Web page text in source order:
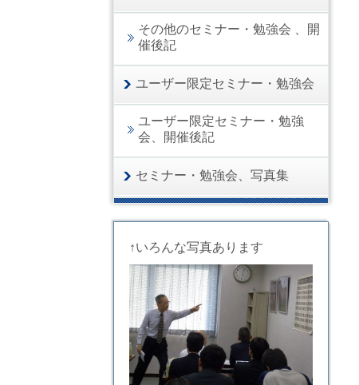
その他のセミナー・勉強会 、開
催後記
ユーザー限定セミナー・勉強会
ユーザー限定セミナー・勉強
会、開催後記
セミナー・勉強会、写真集
↑いろんな写真あります